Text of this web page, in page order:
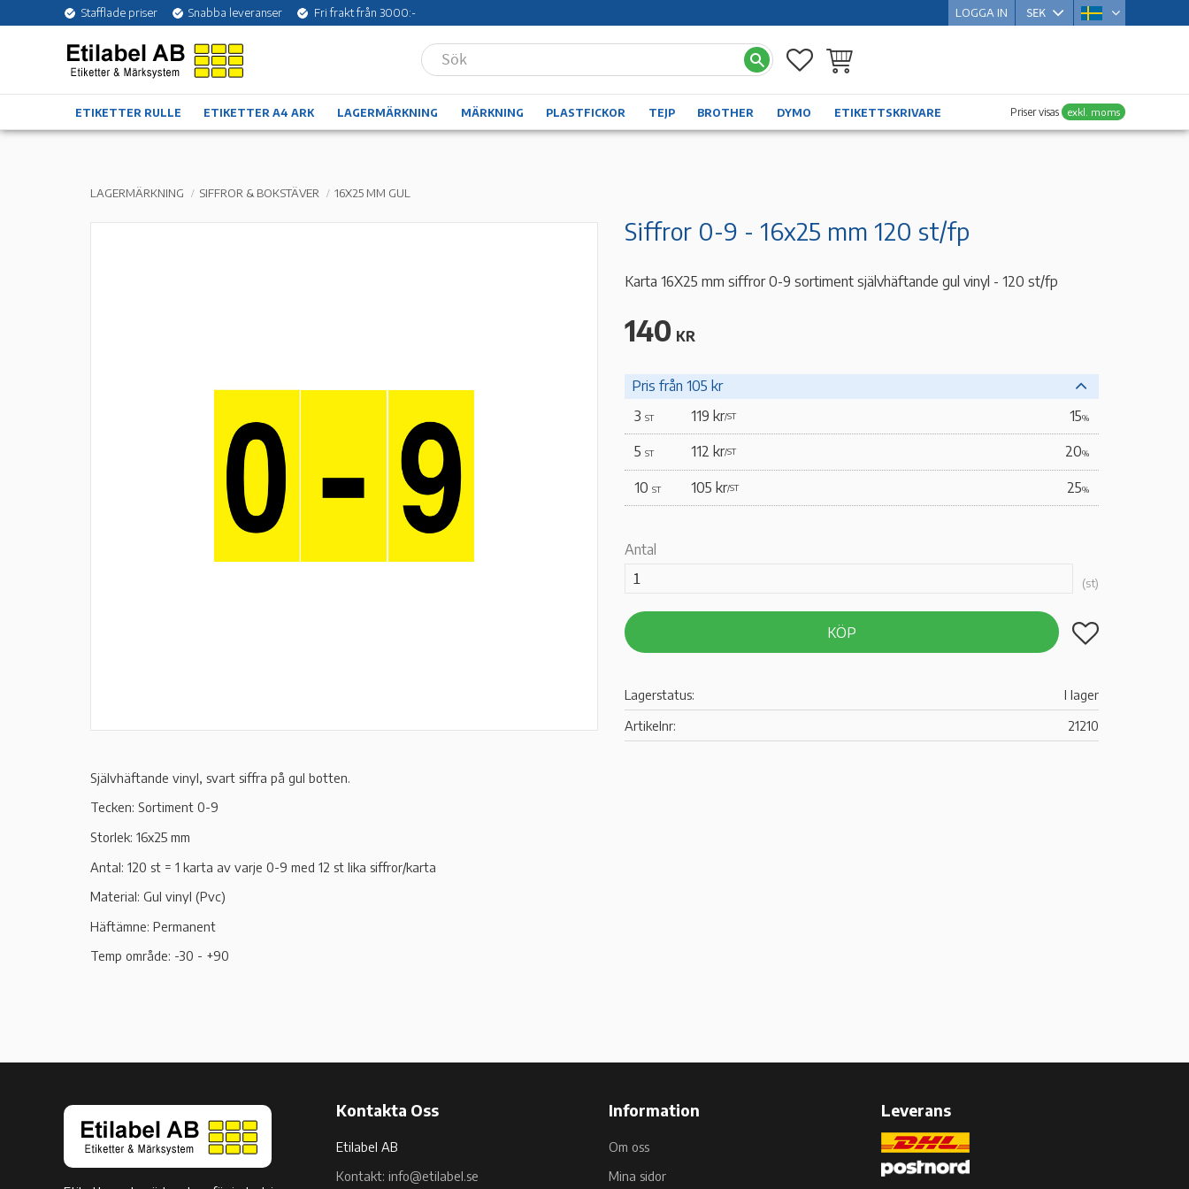
Stafflade priser Snabba leveranser Fri frakt från 3000:- LOGGA IN
Favoriter
Kundvagn
ETIKETTER RULLE ETIKETTER A4 ARK LAGERMÄRKNING MÄRKNING PLASTFICKOR TEJP BROTHER DYMO ETIKETTSKRIVARE Priser visas exkl. moms
LAGERMÄRKNING SIFFROR & BOKSTÄVER 16X25 MM GUL
Siffror 0-9 - 16x25 mm 120 st/fp
Karta 16X25 mm siffror 0-9 sortiment självhäftande gul vinyl - 120 st/fp
140 KR
Pris från 105 kr
3 ST 119 kr/ST 15%
5 ST 112 kr/ST 20%
10 ST 105 kr/ST 25%
Antal
st
KÖP Lägg till i favoriter
Lagerstatus
I lager
Artikelnr
21210
Självhäftande vinyl, svart siffra på gul botten.
Tecken: Sortiment 0-9
Storlek: 16x25 mm
Antal: 120 st = 1 karta av varje 0-9 med 12 st lika siffror/karta
Material: Gul vinyl (Pvc)
Häftämne: Permanent
Temp område: -30 - +90
Kontakta Oss
Etilabel AB
Kontakt: info@etilabel.se
Information
Om oss
Mina sidor
Leverans